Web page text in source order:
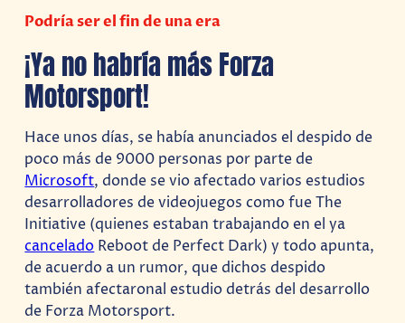
Podría ser el fin de una era
¡Ya no habría más Forza
Motorsport!
Hace unos días, se había anunciados el despido de
poco más de 9000 personas por parte de
Microsoft, donde se vio afectado varios estudios
desarrolladores de videojuegos como fue The
Initiative (quienes estaban trabajando en el ya
canceladoReboot de Perfect Dark) y todo apunta,
de acuerdo a un rumor, que dichos despido
también afectaronal estudio detrás del desarrollo
de Forza Motorsport.